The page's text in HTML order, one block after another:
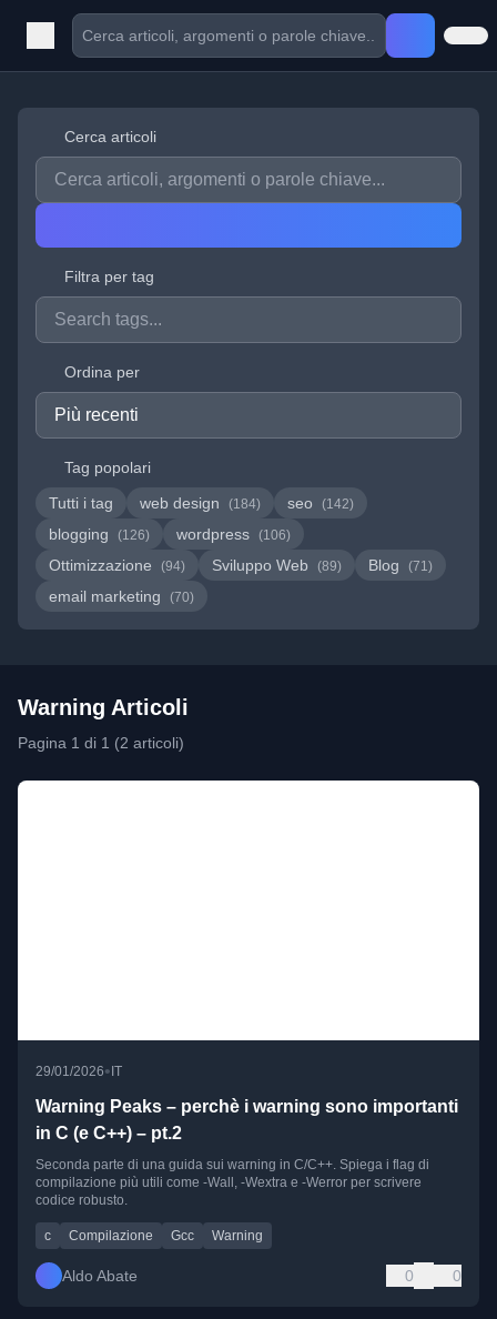
Cerca articoli
Filtra per tag
Ordina per
Tag popolari
Tutti i tag
web design (184) seo (142)
blogging (126) wordpress (106)
Ottimizzazione (94) Sviluppo Web (89) Blog (71)
email marketing (70)
Warning Articoli
Pagina 1 di 1 (2 articoli)
29/01/2026• IT
Warning Peaks – perchè i warning sono importanti
in C (e C++) – pt.2
Seconda parte di una guida sui warning in C/C++. Spiega i flag di
compilazione più utili come -Wall, -Wextra e -Werror per scrivere
codice robusto.
c Compilazione Gcc Warning
Aldo Abate 0 0